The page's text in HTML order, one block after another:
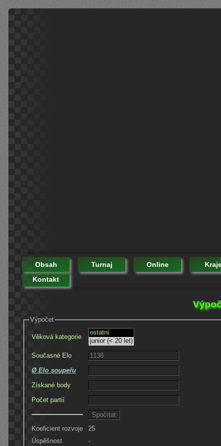
Obsah Turnaj Online
Kontakt
Výpočet
Věková kategorie
Současné Elo
Ø Elo soupeřu
Získané body
Počet partií
Koeficient rozvoje
25
Úspěšnost
-